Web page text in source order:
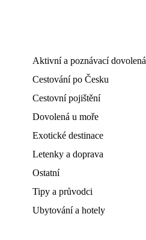
Aktivní a poznávací dovolená
Cestování po Česku
Cestovní pojištění
Dovolená u moře
Exotické destinace
Letenky a doprava
Ostatní
Tipy a průvodci
Ubytování a hotely